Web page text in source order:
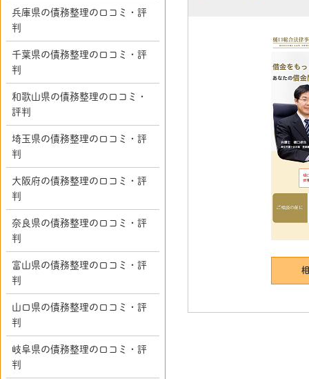
兵庫県の債務整理の口コミ・評
判
千葉県の債務整理の口コミ・評
判
和歌山県の債務整理の口コミ・
評判
埼玉県の債務整理の口コミ・評
判
大阪府の債務整理の口コミ・評
判
奈良県の債務整理の口コミ・評
判
富山県の債務整理の口コミ・評
判
山口県の債務整理の口コミ・評
判
岐阜県の債務整理の口コミ・評
判